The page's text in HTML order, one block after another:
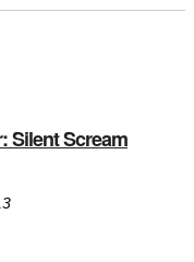
Silent Scream